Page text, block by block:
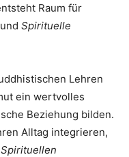
Raum für
und Spirituelle
Lehren
ein wertvolles
Beziehung bilden.
Alltag integrieren,
Spirituellen